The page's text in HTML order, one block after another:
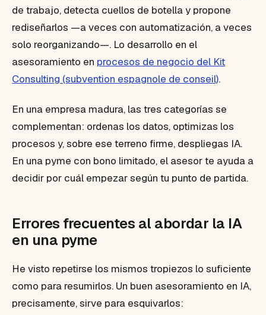
de trabajo, detecta cuellos de botella y propone
rediseñarlos —a veces con automatización, a veces
solo reorganizando—. Lo desarrollo en el
asesoramiento en procesos de negocio del Kit
Consulting (subvention espagnole de conseil).
En una empresa madura, las tres categorías se
complementan: ordenas los datos, optimizas los
procesos y, sobre ese terreno firme, despliegas IA.
En una pyme con bono limitado, el asesor te ayuda a
decidir por cuál empezar según tu punto de partida.
Errores frecuentes al abordar la IA
en una pyme
He visto repetirse los mismos tropiezos lo suficiente
como para resumirlos. Un buen asesoramiento en IA,
precisamente, sirve para esquivarlos: